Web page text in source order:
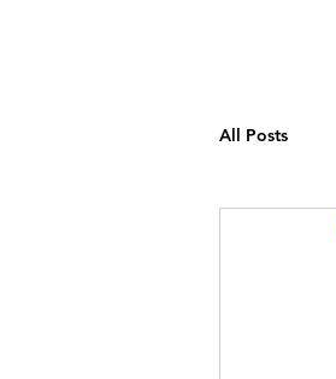
All Posts